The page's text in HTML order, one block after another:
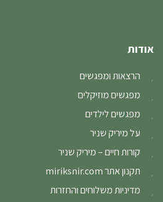
אודות
הרצאות ומפגשים
מפגשים מוזיקלים
מפגשים לילדים
על מיריק שניר
קורות חיים – מיריק שניר
תקנון אתר miriksnir.com
מדיניות משלוחים והחזרות